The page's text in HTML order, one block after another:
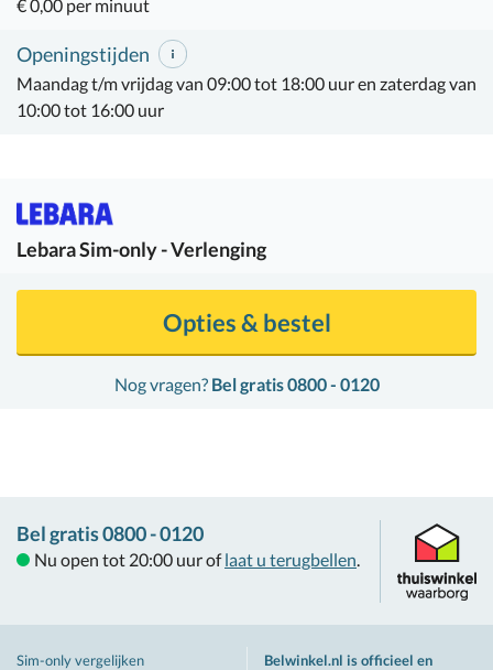
€ 0,00 per minuut
Openingstijden
Maandag t/m vrijdag van 09:00 tot 18:00 uur en zaterdag van
10:00 tot 16:00 uur
LebaraSim-only - Verlenging
Nog vragen? Bel gratis 0800 - 0120
Opties & bestel
Bel gratis 0800 - 0120
Nu open tot 20:00 uur of laat u terugbellen.
Sim-only vergelijken Belwinkel.nl is officieel en